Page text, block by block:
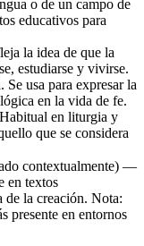
o de un campo de
educativos para
la idea de que la
estudiarse y vivirse.
usa para expresar la
en la vida de fe.
en liturgia y
que se considera
contextualmente) —
en textos
de la creación. Nota:
presente en entornos